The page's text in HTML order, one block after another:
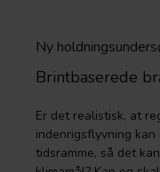
Ny
Brintbaserede
Er det realistisk, at
indenrigsflyvning
tidsramme, så det